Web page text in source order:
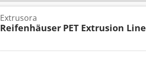
Extrusora
Reifenhäuser PET Extrusion Line